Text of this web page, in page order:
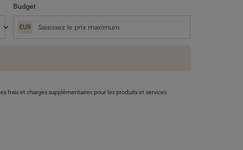
keyboard_arrow_down
Budget
EUR
frais et charges supplémentaires pour les produits et services